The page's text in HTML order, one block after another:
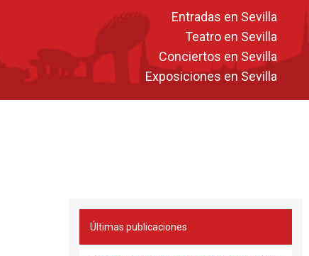
Entradas en Sevilla
Teatro en Sevilla
Conciertos en Sevilla
Exposiciones en Sevilla
Últimas publicaciones